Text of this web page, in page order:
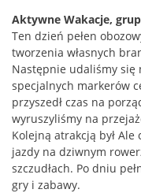
Aktywne Wakacje,
Ten dzień pełen
tworzenia własnych
Następnie udaliśmy się
specjalnych markerów
przyszedł czas na
wyruszyliśmy na
Kolejną atrakcją był
jazdy na dziwnym
szczudłach. Po dniu
gry i zabawy.